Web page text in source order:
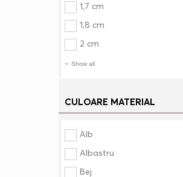
1,7 cm
1,8 cm
2 cm
Show all
CULOARE MATERIAL
Alb
Albastru
Bej